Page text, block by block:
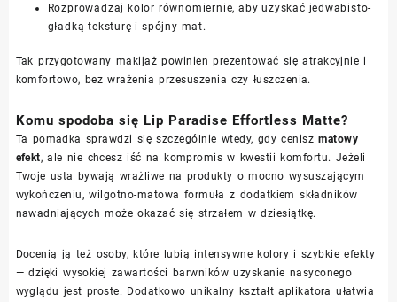
Rozprowadzaj kolor równomiernie, aby uzyskać jedwabisto-
gładką teksturę i spójny mat.
Tak przygotowany makijaż powinien prezentować się atrakcyjnie i
komfortowo, bez wrażenia przesuszenia czy łuszczenia.
Komu spodoba się Lip Paradise Effortless Matte?
Ta pomadka sprawdzi się szczególnie wtedy, gdy ceniszmatowy
efekt, ale nie chcesz iść na kompromis w kwestii komfortu. Jeżeli
Twoje usta bywają wrażliwe na produkty o mocno wysuszającym
wykończeniu, wilgotno-matowa formuła z dodatkiem składników
nawadniających może okazać się strzałem w dziesiątkę.
Docenią ją też osoby, które lubią intensywne kolory i szybkie efekty
— dzięki wysokiej zawartości barwników uzyskanie nasyconego
wyglądu jest proste. Dodatkowo unikalny kształt aplikatora ułatwia